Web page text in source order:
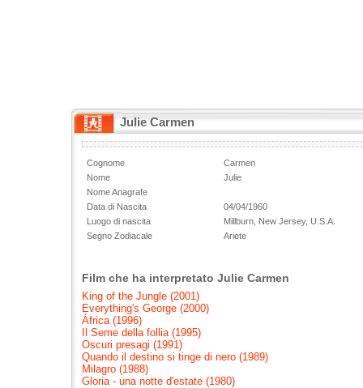
Julie Carmen
Cognome
Carmen
Nome
Julie
Nome Anagrafe
Data di Nascita
04/04/1960
Luogo di nascita
Millburn, New Jersey, U.S.A.
Segno Zodiacale
Ariete
Film che ha interpretato Julie Carmen
King of the Jungle (2001)
Everything's George (2000)
África (1996)
Il Seme della follia (1995)
Oscuri presagi (1991)
Quando il destino si tinge di nero (1989)
Milagro (1988)
Gloria - una notte d'estate (1980)